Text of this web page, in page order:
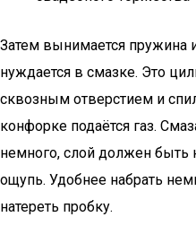
Затем вынимается пружина
нуждается в смазке. Это
сквозным отверстием и
конфорке подаётся газ.
немного, слой должен
ощупь. Удобнее набрать
натереть пробку.